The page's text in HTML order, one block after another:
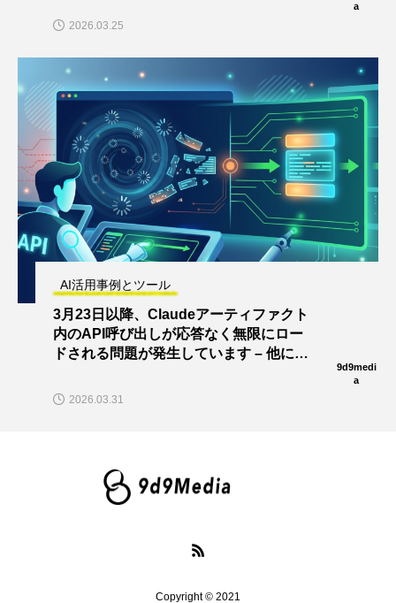
a
2026.03.25
AI活用事例とツール
3月23日以降、Claudeアーティファクト
内のAPI呼び出しが応答なく無限にロー
ドされる問題が発生しています – 他にも
9d9medi
a
2026.03.31
Copyright © 2021